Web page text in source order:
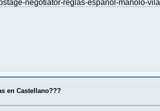
negotiator-reglas-espanol-manolo-vila
en Castellano???